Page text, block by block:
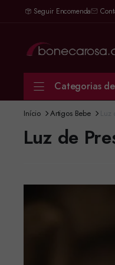
Seguir Encomenda
Categorias
Início Artigos Bebe
Luz de